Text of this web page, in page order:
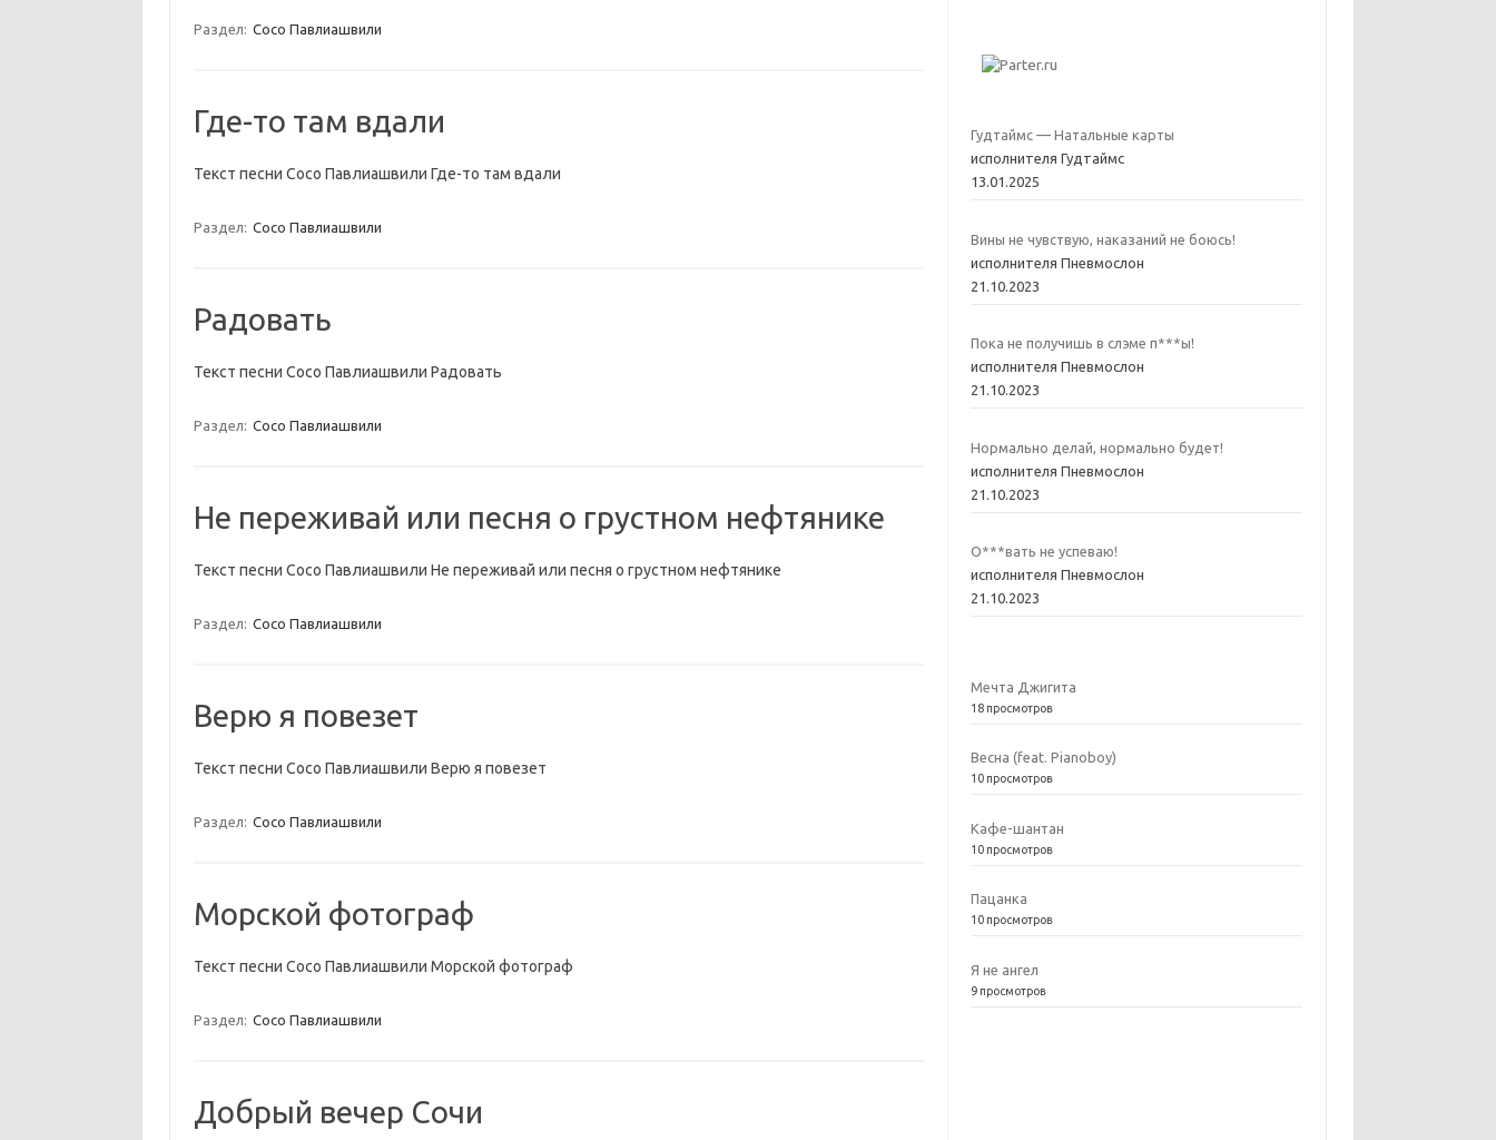
Раздел: Сосо Павлиашвили
Где-то там вдали
Текст песни Сосо Павлиашвили Где-то там вдали
Раздел: Сосо Павлиашвили
Радовать
Текст песни Сосо Павлиашвили Радовать
Раздел: Сосо Павлиашвили
Не переживай или песня о грустном нефтянике
Текст песни Сосо Павлиашвили Не переживай или песня о грустном нефтянике
Раздел: Сосо Павлиашвили
Верю я повезет
Текст песни Сосо Павлиашвили Верю я повезет
Раздел: Сосо Павлиашвили
Морской фотограф
Текст песни Сосо Павлиашвили Морской фотограф
Раздел: Сосо Павлиашвили
Добрый вечер Сочи
Гудтаймс — Натальные карты
исполнителя Гудтаймс
13.01.2025
Вины не чувствую, наказаний не боюсь!
исполнителя Пневмослон
21.10.2023
Пока не получишь в слэме п***ы!
исполнителя Пневмослон
21.10.2023
Нормально делай, нормально будет!
исполнителя Пневмослон
21.10.2023
О***вать не успеваю!
исполнителя Пневмослон
21.10.2023
Мечта Джигита
18 просмотров
Весна (feat. Pianoboy)
10 просмотров
Кафе-шантан
10 просмотров
Пацанка
10 просмотров
Я не ангел
9 просмотров